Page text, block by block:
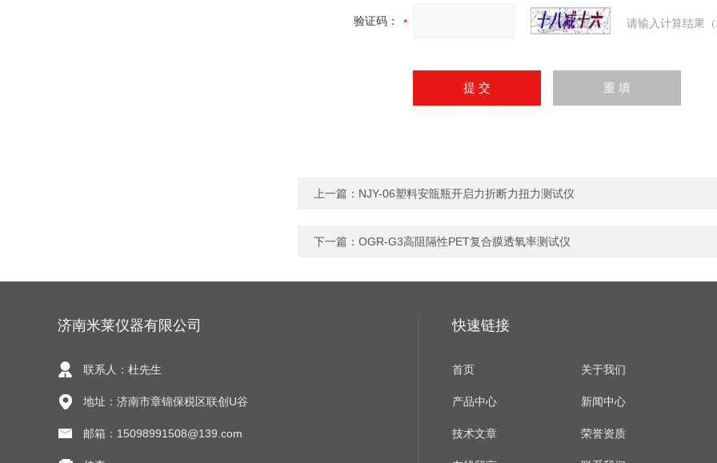
验证码： 请输入计算结果
上一篇： NJY-06塑料安瓿瓶开启力折断力扭力测试仪
下一篇： OGR-G3高阻隔性PET复合膜透氧率测试仪
济南米莱仪器有限公司
联系人：杜先生
地址：济南市章锦保税区联创U谷
邮箱：15098991508@139.com
快速链接
首页 关于我们
产品中心 新闻中心
技术文章 荣誉资质